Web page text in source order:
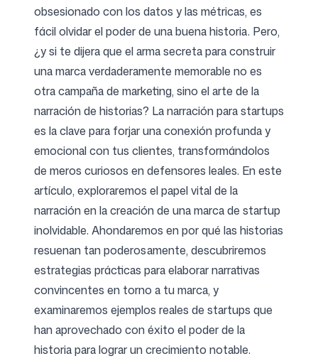
Iniciar sesión Regístrate
Síguenos
obsesionado con los datos y las métricas, es
fácil olvidar el poder de una buena historia. Pero,
¿y si te dijera que el arma secreta para construir
una marca verdaderamente memorable no es
otra campaña de marketing, sino el arte de la
narración de historias? La narración para startups
es la clave para forjar una conexión profunda y
emocional con tus clientes, transformándolos
de meros curiosos en defensores leales. En este
artículo, exploraremos el papel vital de la
narración en la creación de una marca de startup
inolvidable. Ahondaremos en por qué las historias
resuenan tan poderosamente, descubriremos
estrategias prácticas para elaborar narrativas
convincentes en torno a tu marca, y
examinaremos ejemplos reales de startups que
han aprovechado con éxito el poder de la
historia para lograr un crecimiento notable.